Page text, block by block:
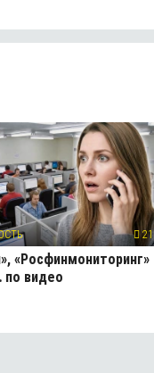
21
«Росфинмониторинг»
видео